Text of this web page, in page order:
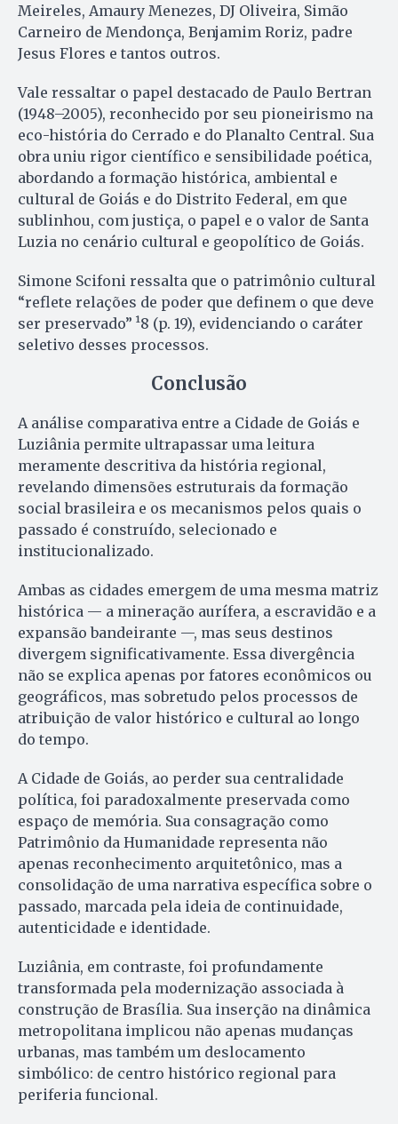
Meireles, Amaury Menezes, DJ Oliveira, Simão
Carneiro de Mendonça, Benjamim Roriz, padre
Jesus Flores e tantos outros.
Vale ressaltar o papel destacado de Paulo Bertran
(1948–2005), reconhecido por seu pioneirismo na
eco-história do Cerrado e do Planalto Central. Sua
obra uniu rigor científico e sensibilidade poética,
abordando a formação histórica, ambiental e
cultural de Goiás e do Distrito Federal, em que
sublinhou, com justiça, o papel e o valor de Santa
Luzia no cenário cultural e geopolítico de Goiás.
Simone Scifoni ressalta que o patrimônio cultural
“reflete relações de poder que definem o que deve
ser preservado” ¹8 (p. 19), evidenciando o caráter
seletivo desses processos.
Conclusão
A análise comparativa entre a Cidade de Goiás e
Luziânia permite ultrapassar uma leitura
meramente descritiva da história regional,
revelando dimensões estruturais da formação
social brasileira e os mecanismos pelos quais o
passado é construído, selecionado e
institucionalizado.
Ambas as cidades emergem de uma mesma matriz
histórica — a mineração aurífera, a escravidão e a
expansão bandeirante —, mas seus destinos
divergem significativamente. Essa divergência
não se explica apenas por fatores econômicos ou
geográficos, mas sobretudo pelos processos de
atribuição de valor histórico e cultural ao longo
do tempo.
A Cidade de Goiás, ao perder sua centralidade
política, foi paradoxalmente preservada como
espaço de memória. Sua consagração como
Patrimônio da Humanidade representa não
apenas reconhecimento arquitetônico, mas a
consolidação de uma narrativa específica sobre o
passado, marcada pela ideia de continuidade,
autenticidade e identidade.
Luziânia, em contraste, foi profundamente
transformada pela modernização associada à
construção de Brasília. Sua inserção na dinâmica
metropolitana implicou não apenas mudanças
urbanas, mas também um deslocamento
simbólico: de centro histórico regional para
periferia funcional.